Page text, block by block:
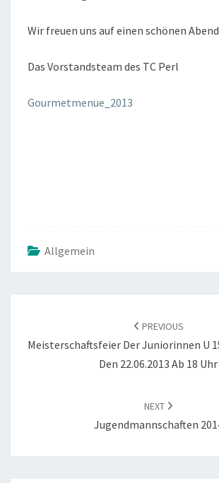
Wir freuen uns auf einen schönen
Das Vorstandsteam des TC Perl
Gourmetmenue_2013
Allgemein
PREVIOUS
Meisterschaftsfeier Der Juniorinnen U
Den 22.06.2013 Ab 18 Uhr
NEXT
Jugendmannschaften